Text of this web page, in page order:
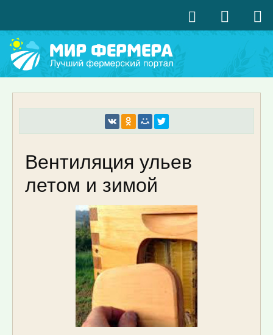
Вентиляция ульев
летом и зимой